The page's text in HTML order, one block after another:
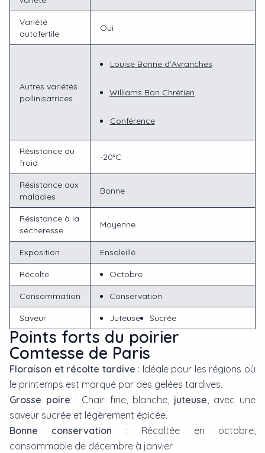
Variété
autofertile
Oui
Autres variétés
pollinisatrices
Louise Bonne d'Avranches
Williams Bon Chrétien
Conférence
Résistance au
froid
-20°C
Résistance aux
maladies
Bonne
Résistance à la
sécheresse
Moyenne
Exposition Ensoleillé
Récolte Octobre
Consommation Conservation
Saveur Juteuse Sucrée
Points forts du poirier
Comtesse de Paris
Floraison et récolte tardive : Idéale pour les régions où
le printemps est marqué par des gelées tardives.
Grosse poire : Chair fine, blanche, juteuse, avec une
saveur sucrée et légèrement épicée.
Bonne conservation : Récoltée en octobre,
consommable de décembre à janvier